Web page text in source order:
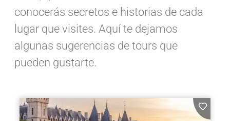
conocerás secretos e historias de cada
lugar que visites. Aquí te dejamos
algunas sugerencias de tours que
pueden gustarte.